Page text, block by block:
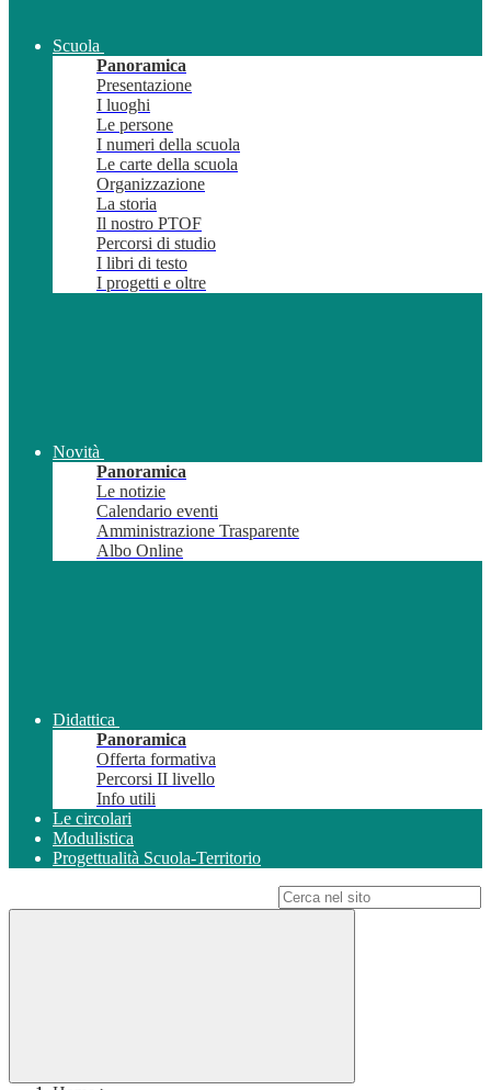
Scuola
Panoramica
Presentazione
I luoghi
Le persone
I numeri della scuola
Le carte della scuola
Organizzazione
La storia
Il nostro PTOF
Percorsi di studio
I libri di testo
I progetti e oltre
Novità
Panoramica
Le notizie
Calendario eventi
Amministrazione Trasparente
Albo Online
Didattica
Panoramica
Offerta formativa
Percorsi II livello
Info utili
Le circolari
Modulistica
Progettualità Scuola-Territorio